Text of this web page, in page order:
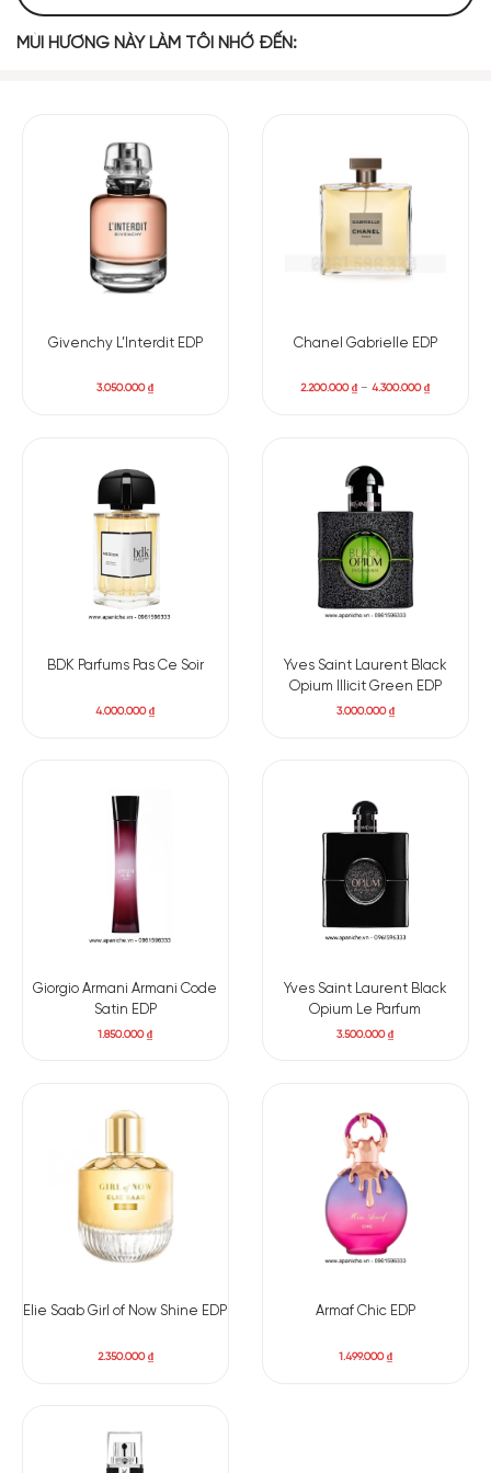
MÙI HƯƠNG NÀY LÀM TÔI NHỚ ĐẾN:
Givenchy L’Interdit EDP
3.050.000₫
Chanel Gabrielle EDP
2.200.000₫ –4.300.000₫
BDK Parfums Pas Ce Soir
4.000.000₫
Yves Saint Laurent Black
Opium Illicit Green EDP
3.000.000₫
Giorgio Armani Armani Code
Satin EDP
1.850.000₫
Yves Saint Laurent Black
Opium Le Parfum
3.500.000₫
Elie Saab Girl of Now Shine EDP
2.350.000₫
Armaf Chic EDP
1.499.000₫